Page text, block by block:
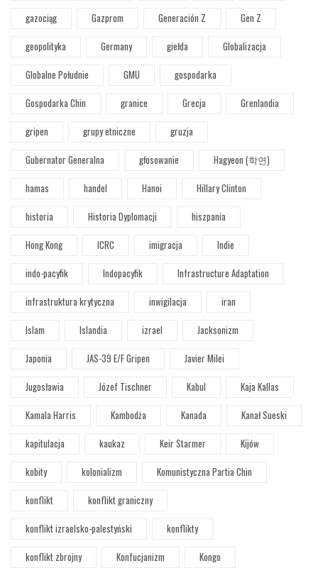
gazociąg
Gazprom Generación Z
Gen Z
geopolityka
Germany giełda
Globalizacja
Globalne Południe
GMU
gospodarka
Gospodarka Chin
granice Grecja
Grenlandia
gripen
grupy etniczne
gruzja
Gubernator Generalna
głosowanie
Hagyeon (학연)
hamas
handel Hanoi
Hillary Clinton
historia
Historia Dyplomacji
hiszpania
Hong Kong
ICRC imigracja
Indie
indo-pacyfik
Indopacyfik
Infrastructure Adaptation
infrastruktura krytyczna
inwigilacja
iran
Islam
Islandia izrael
Jacksonizm
Japonia
JAS-39 E/F Gripen
Javier Milei
Jugosławia
Józef Tischner Kabul
Kaja Kallas
Kamala Harris
Kambodża Kanada
Kanał Sueski
kapitulacja
kaukaz Keir Starmer
Kijów
kobity
kolonializm
Komunistyczna Partia Chin
konflikt
konflikt graniczny
konflikt izraelsko-palestyński
konflikty
konflikt zbrojny
Konfucjanizm Kongo